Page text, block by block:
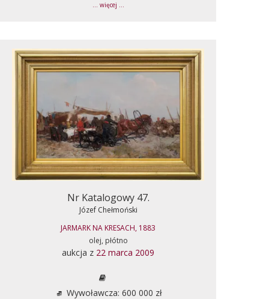
... więcej ...
Nr Katalogowy 47.
Józef Chełmoński
JARMARK NA KRESACH, 1883
olej, płótno
aukcja z 22 marca 2009
Wywoławcza: 600 000 zł